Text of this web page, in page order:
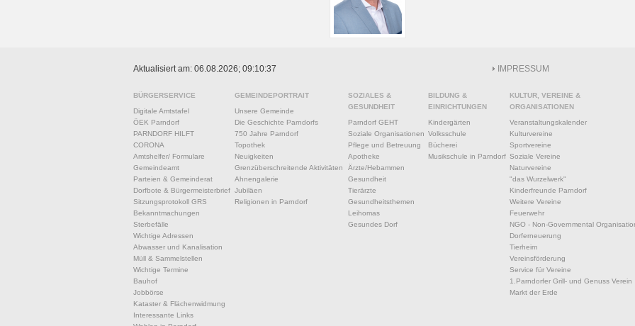
Aktualisiert am: 06.08.2026; 09:10:37 IMPRESSUM
BÜRGERSERVICE
Digitale Amtstafel
ÖEK Parndorf
PARNDORF HILFT
CORONA
Amtshelfer/ Formulare
Gemeindeamt
Parteien & Gemeinderat
Dorfbote & Bürgermeisterbrief
Sitzungsprotokoll GRS
Bekanntmachungen
Sterbefälle
Wichtige Adressen
Abwasser und Kanalisation
Müll & Sammelstellen
Wichtige Termine
Bauhof
Jobbörse
Kataster & Flächenwidmung
Interessante Links
GEMEINDEPORTRAIT
Unsere Gemeinde
Die Geschichte Parndorfs
750 Jahre Parndorf
Topothek
Neuigkeiten
Grenzüberschreitende Aktivitäten
Ahnengalerie
Jubiläen
Religionen in Parndorf
SOZIALES &
GESUNDHEIT
Parndorf GEHT
Soziale Organisationen
Pflege und Betreuung
Apotheke
Ärzte/Hebammen
Gesundheit
Tierärzte
Gesundheitsthemen
Leihomas
Gesundes Dorf
BILDUNG &
EINRICHTUNGEN
Kindergärten
Volksschule
Bücherei
Musikschule in Parndorf
KULTUR, VEREINE &
ORGANISATIONEN
Veranstaltungskalender
Kulturvereine
Sportvereine
Soziale Vereine
Naturvereine
"das Wurzelwerk"
Kinderfreunde Parndorf
Weitere Vereine
Feuerwehr
NGO - Non-Governmental
Dorferneuerung
Tierheim
Vereinsförderung
Service für Vereine
1.Parndorfer Grill- und Genuss Verein
Markt der Erde